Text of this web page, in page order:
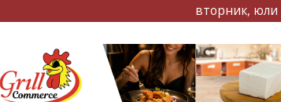
вторник, юли